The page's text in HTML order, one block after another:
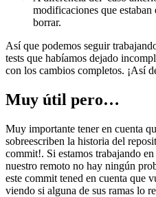
modificaciones que
borrar.
Así que podemos seguir
tests que habíamos dejado
con los cambios completos. ¡Así
Muy útil pero…
Muy importante tener en cuenta
sobreescriben la historia del
commit!. Si estamos trabajando
nuestro remoto no hay ningún
este commit tened en cuenta que
viendo si alguna de sus ramas lo